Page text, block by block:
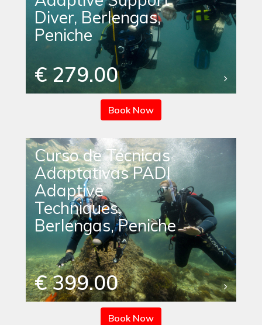
Diver, Berlengas,
Peniche
€ 279.00
Book Now
Curso de Técnicas
Adaptativas PADI
Adaptive
Techniques,
Berlengas, Peniche
€ 399.00
Book Now